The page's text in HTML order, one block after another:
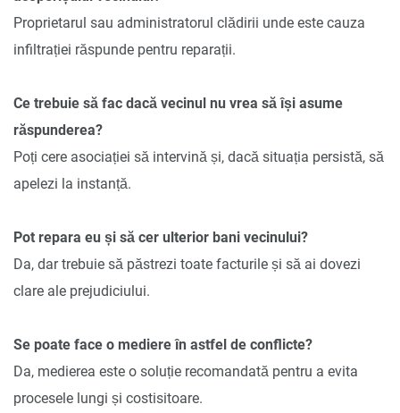
Proprietarul sau administratorul clădirii unde este cauza
infiltrației răspunde pentru reparații.
Ce trebuie să fac dacă vecinul nu vrea să își asume
răspunderea?
Poți cere asociației să intervină și, dacă situația persistă, să
apelezi la instanță.
Pot repara eu și să cer ulterior bani vecinului?
Da, dar trebuie să păstrezi toate facturile și să ai dovezi
clare ale prejudiciului.
Se poate face o mediere în astfel de conflicte?
Da, medierea este o soluție recomandată pentru a evita
procesele lungi și costisitoare.